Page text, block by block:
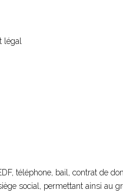
légal
téléphone, bail, contrat de
social, permettant ainsi au